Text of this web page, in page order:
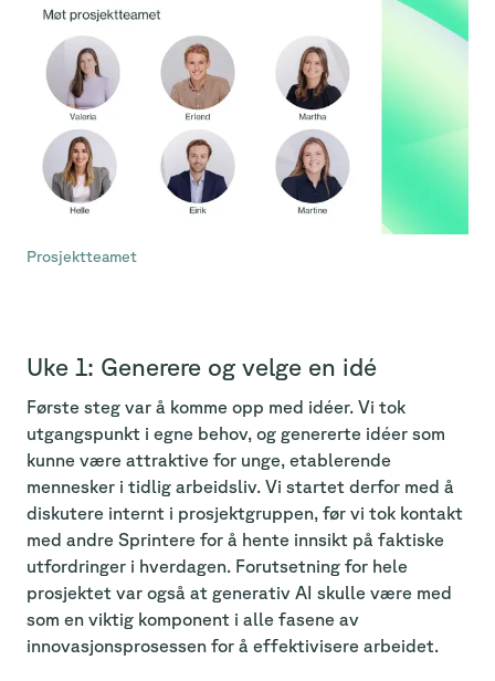
Prosjektteamet
Uke 1: Generere og velge en idé
Første steg var å komme opp med idéer. Vi tok
utgangspunkt i egne behov, og genererte idéer som
kunne være attraktive for unge, etablerende
mennesker i tidlig arbeidsliv. Vi startet derfor med å
diskutere internt i prosjektgruppen, før vi tok kontakt
med andre Sprintere for å hente innsikt på faktiske
utfordringer i hverdagen. Forutsetning for hele
prosjektet var også at generativ AI skulle være med
som en viktig komponent i alle fasene av
innovasjonsprosessen for å effektivisere arbeidet.